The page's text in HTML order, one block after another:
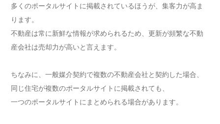
多くのポータルサイトに掲載されているほうが、集客力が高ま
ります。
不動産は常に新鮮な情報が求められるため、更新が頻繁な不動
産会社は売却力が高いと言えます。
ちなみに、一般媒介契約で複数の不動産会社と契約した場合、
同じ住宅が複数のポータルサイトに掲載されても、
一つのポータルサイトにまとめられる場合があります。